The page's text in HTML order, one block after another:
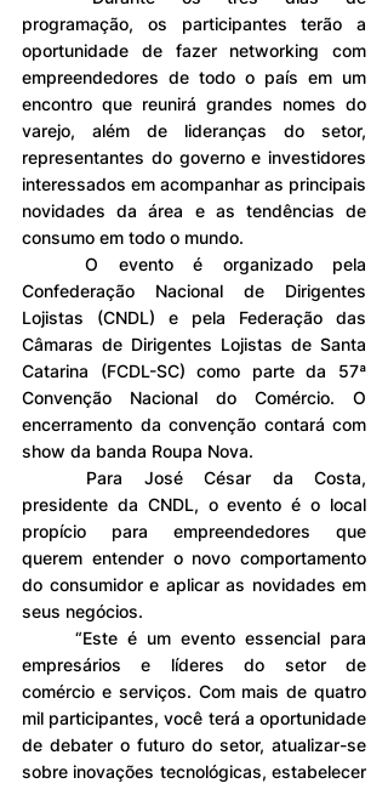
programação, os participantes terão a
oportunidade de fazer networking com
empreendedores de todo o país em um
encontro que reunirá grandes nomes do
varejo, além de lideranças do setor,
representantes do governo e investidores
interessados em acompanhar as principais
novidades da área e as tendências de
consumo em todo o mundo.
O evento é organizado pela
Confederação Nacional de Dirigentes
Lojistas (CNDL) e pela Federação das
Câmaras de Dirigentes Lojistas de Santa
Catarina (FCDL-SC) como parte da 57ª
Convenção Nacional do Comércio. O
encerramento da convenção contará com
show da banda Roupa Nova.
Para José César da Costa,
presidente da CNDL, o evento é o local
propício para empreendedores que
querem entender o novo comportamento
do consumidor e aplicar as novidades em
seus negócios.
“Este é um evento essencial para
empresários e líderes do setor de
comércio e serviços. Com mais de quatro
mil participantes, você terá a oportunidade
de debater o futuro do setor, atualizar-se
sobre inovações tecnológicas, estabelecer